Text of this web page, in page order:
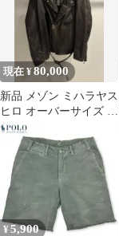
現在 ¥80,000
新品 メゾン ミハラヤス
ヒロ オーバーサイズ バ
イカーレザージャケッ
ト 38
¥ 5,900